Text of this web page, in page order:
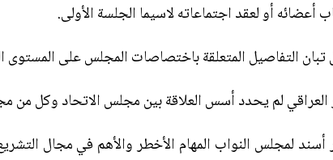
أعضائه أو لعقد اجتماعاته لاسيما الجلسة الأولى.
التفاصيل المتعلقة باختصاصات المجلس على
لم يحدد أسس العلاقة بين مجلس الاتحاد وكل من
لمجلس النواب المهام الأخطر والأهم في مجال التشريع